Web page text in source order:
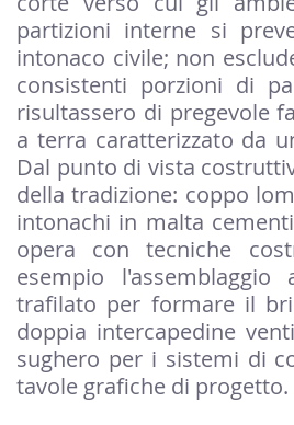
partizioni interne si
intonaco civile; non
consistenti porzioni di
risultassero di pregevole
a terra caratterizzato da
Dal punto di vista
della tradizione: coppo
intonachi in malta
opera con tecniche
esempio
trafilato per formare il
doppia intercapedine
sughero per i sistemi di
tavole grafiche di progetto.